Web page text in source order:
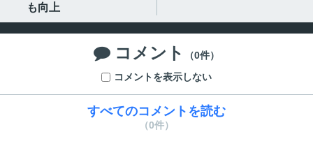
も向上
 コメント
（0件）
コメントを表示しない
すべてのコメントを読む
（0件）